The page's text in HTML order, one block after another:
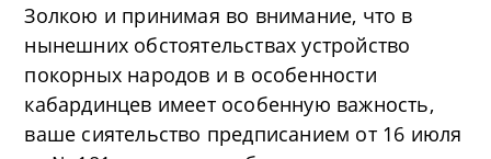
Золкою и принимая во внимание, что в
нынешних обстоятельствах устройство
покорных народов и в особенности
кабардинцев имеет особенную важность,
ваше сиятельство предписанием от 16 июля